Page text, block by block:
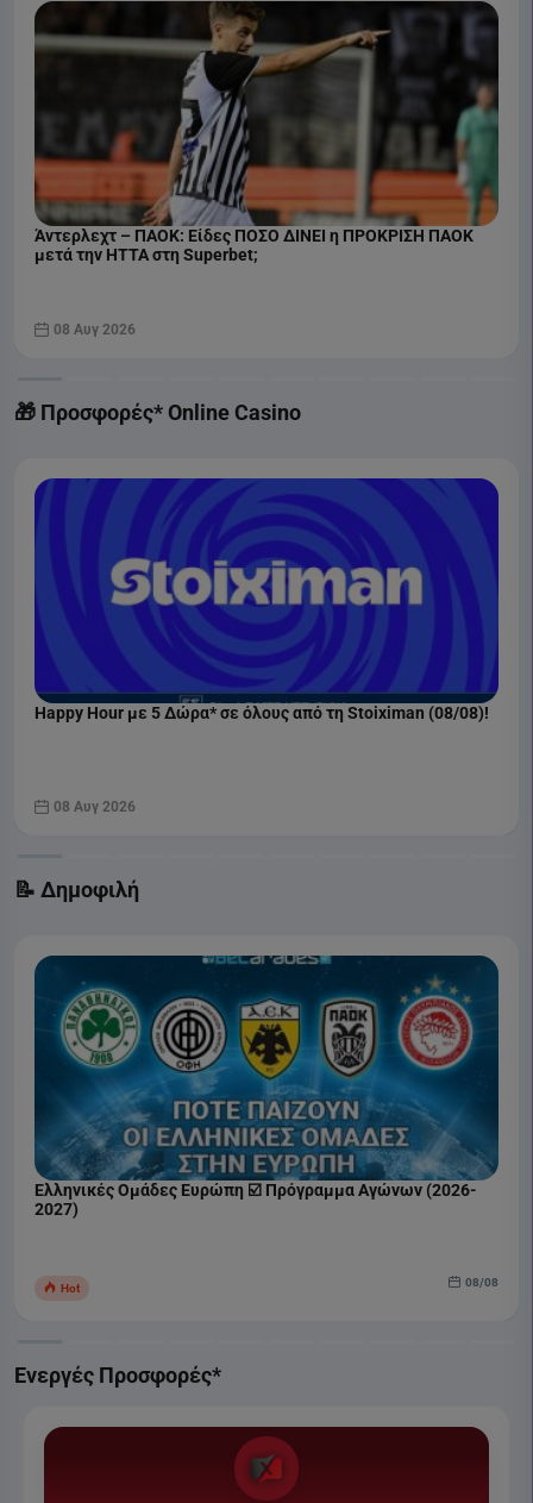
Άντερλεχτ – ΠΑΟΚ: Είδες ΠΟΣΟ ΔΙΝΕΙ η ΠΡΟΚΡΙΣΗ ΠΑΟΚ
μετά την ΗΤΤΑ στη Superbet;
08 Αυγ 2026
🎁 Προσφορές* Online Casino
Happy Hour με 5 Δώρα* σε όλους από τη Stoiximan (08/08)!
08 Αυγ 2026
📝 Δημοφιλή
Ελληνικές Ομάδες Ευρώπη ☑️ Πρόγραμμα Αγώνων (2026-
2027)
Hot 08/08
Ενεργές Προσφορές*